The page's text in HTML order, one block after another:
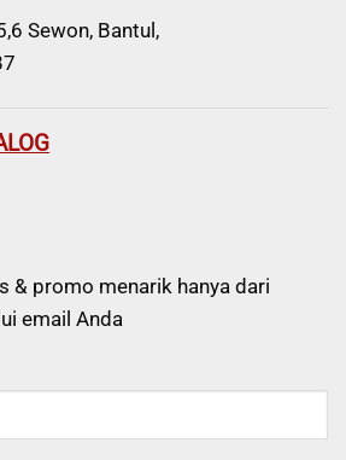
Sewon, Bantul,
& promo menarik hanya dari
email Anda